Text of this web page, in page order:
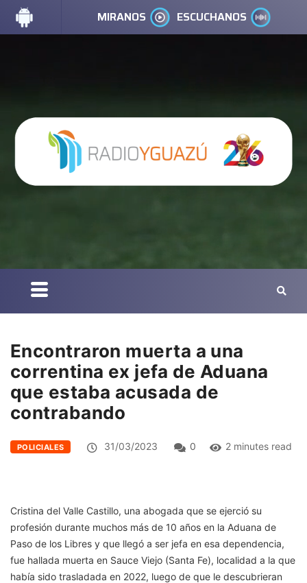
MIRANOS ESCUCHANOS
Encontraron muerta a una
correntina ex jefa de Aduana
que estaba acusada de
contrabando
POLICIALES 31/03/2023 0 2 minutes read
Cristina del Valle Castillo, una abogada que se ejerció su
profesión durante muchos más de 10 años en la Aduana de
Paso de los Libres y que llegó a ser jefa en esa dependencia,
fue hallada muerta en Sauce Viejo (Santa Fe), localidad a la que
había sido trasladada en 2022, luego de que le descubrieran